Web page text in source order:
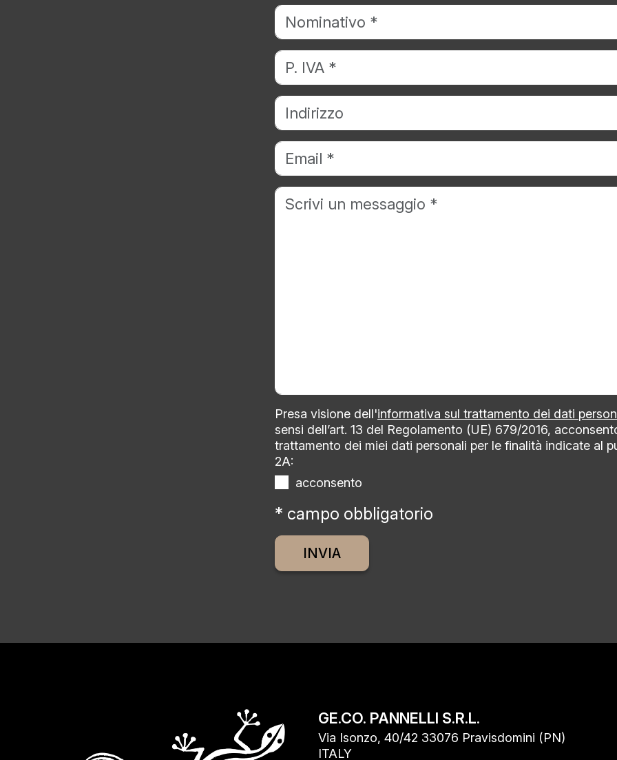
Presa visione dell'informativa sul trattamento dei dati
sensi dell’art. 13 del Regolamento (UE) 679/2016,
trattamento dei miei dati personali per le finalità indicate al
2A:
acconsento
* campo obbligatorio
GE.CO. PANNELLI S.R.L.
Via Isonzo, 40/42 33076 Pravisdomini (PN)
ITALY